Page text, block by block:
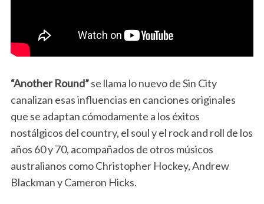
“Another Round”se llama lo nuevo de Sin City
canalizan esas influencias en canciones originales
que se adaptan cómodamente a los éxitos
nostálgicos del country, el soul y el rock and roll de los
años 60 y 70, acompañados de otros músicos
australianos como Christopher Hockey, Andrew
Blackman y Cameron Hicks.